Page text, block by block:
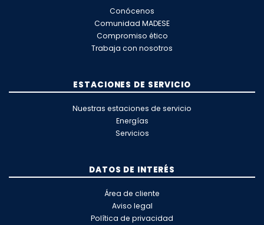
Conócenos
Comunidad MADESE
Compromiso ético
Trabaja con nosotros
ESTACIONES DE SERVICIO
Nuestras estaciones de servicio
Energías
Servicios
DATOS DE INTERÉS
Área de cliente
Aviso legal
Política de privacidad